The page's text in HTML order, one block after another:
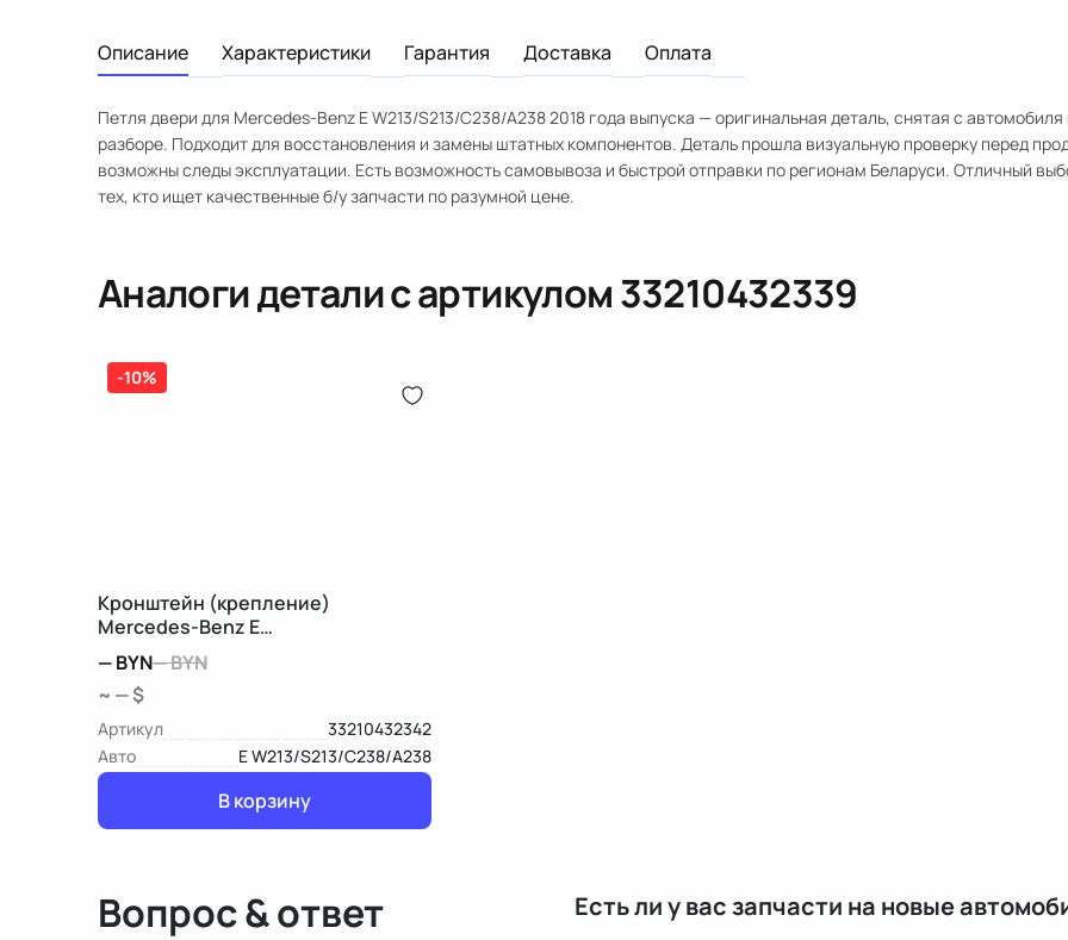
Описание Характеристики Гарантия Доставка Оплата
Петля двери для Mercedes-Benz E W213/S213/C238/A238 2018 года выпуска — оригинальная деталь, снятая с автомобиля
разборе. Подходит для восстановления и замены штатных компонентов. Деталь прошла визуальную проверку перед
возможны следы эксплуатации. Есть возможность самовывоза и быстрой отправки по регионам Беларуси. Отличный
тех, кто ищет качественные б/у запчасти по разумной цене.
Аналоги детали с артикулом33210432339
-10%
Кронштейн (крепление)
Mercedes-Benz E
W213/S213/C238/A238
—BYN—BYN
~ — $
Артикул
33210432342
Авто
E W213/S213/C238/A238
В корзину
Вопрос & ответ Есть ли у вас запчасти на новые